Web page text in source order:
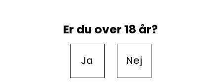
Er du over 18 år?
Ja Nej